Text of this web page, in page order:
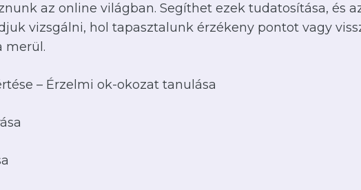
az online világban. Segíthet ezek tudatosítása, és
vizsgálni, hol tapasztalunk érzékeny pontot vagy
merül.
– Érzelmi ok-okozat tanulása